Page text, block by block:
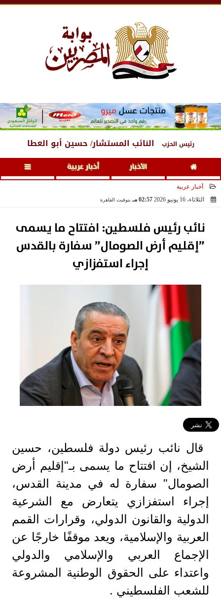
رئيس الحزب النائب المستشار/ حسين أبو العطا
الأخبار أخبار عربية
أخبار عربية
الثلاثاء، 16 يونيو 2026
02:57 مـ بتوقيت القاهرة
نائب رئيس فلسطين: افتتاح ما يسمى
”إقليم أرض الصومال” سفارة بالقدس
إجراء استفزازي
قال نائب رئيس دولة فلسطين، حسين
الشيخ، إن افتتاح ما يسمى بـ"إقليم أرض
الصومال" سفارة له في مدينة القدس،
إجراء استفزازي يتعارض مع الشرعية
الدولية والقانون الدولي، وقرارات القمم
العربية والإسلامية، ويعد موقفًا خارجًا عن
الإجماع العربي والإسلامي والدولي
واعتداء على الحقوق الوطنية المشروعة
للشعب الفلسطيني .